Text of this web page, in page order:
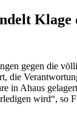
Klage
gegen die
die
in Ahaus
wird“, so